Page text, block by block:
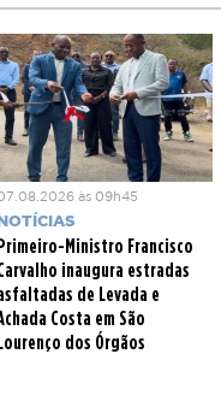
às 09h45
NOTÍCIAS
Ministro Francisco
inaugura estradas
de Levada e
Costa em São
dos Órgãos